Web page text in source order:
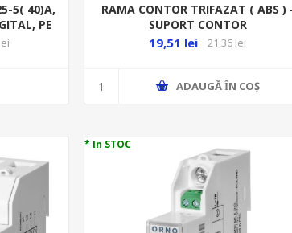
5( 40)A,
PE
RAMA CONTOR TRIFAZAT ( ABS )
SUPORT CONTOR
19,51 lei 21,36 lei
ADAUGĂ ȊN COŞ
* In STOC